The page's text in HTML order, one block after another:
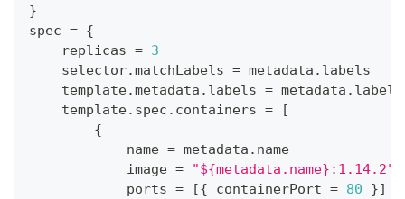
}
spec = {
    replicas
= 3
    selector
.matchLabels = metadata . labels
    template
.metadata . labels = metadata . labels
    template
. spec . containers =
[
{
            name
= metadata . name
            image
=
"${metadata.name}:1.14.2"
            ports
= [{ containerPort = 80 }]